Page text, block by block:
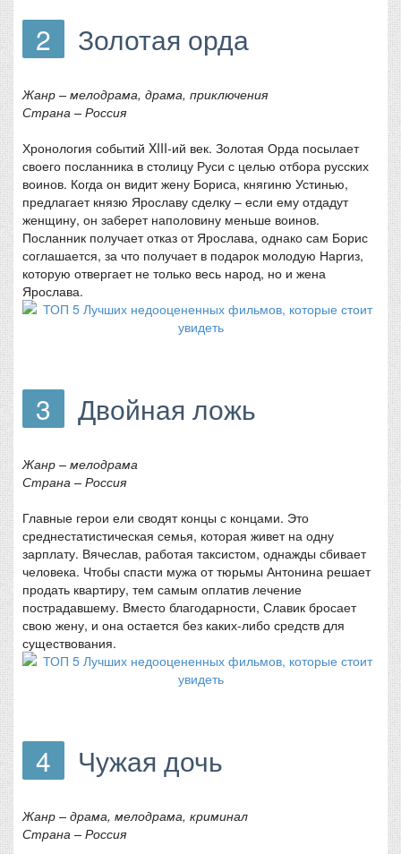
2 Золотая орда
Жанр – мелодрама, драма, приключения
Страна – Россия
Хронология событий XIII-ий век. Золотая Орда посылает
своего посланника в столицу Руси с целью отбора русских
воинов. Когда он видит жену Бориса, княгиню Устинью,
предлагает князю Ярославу сделку – если ему отдадут
женщину, он заберет наполовину меньше воинов.
Посланник получает отказ от Ярослава, однако сам Борис
соглашается, за что получает в подарок молодую Наргиз,
которую отвергает не только весь народ, но и жена
Ярослава.
3 Двойная ложь
Жанр – мелодрама
Страна – Россия
Главные герои ели сводят концы с концами. Это
среднестатистическая семья, которая живет на одну
зарплату. Вячеслав, работая таксистом, однажды сбивает
человека. Чтобы спасти мужа от тюрьмы Антонина решает
продать квартиру, тем самым оплатив лечение
пострадавшему. Вместо благодарности, Славик бросает
свою жену, и она остается без каких-либо средств для
существования.
4 Чужая дочь
Жанр – драма, мелодрама, криминал
Страна – Россия